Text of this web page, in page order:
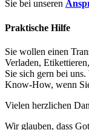
Sie bei unseren
Praktische Hilfe
Sie wollen einen
Verladen,
Sie sich gern bei
Know-How, wenn
Vielen herzlichen
Wir glauben, dass